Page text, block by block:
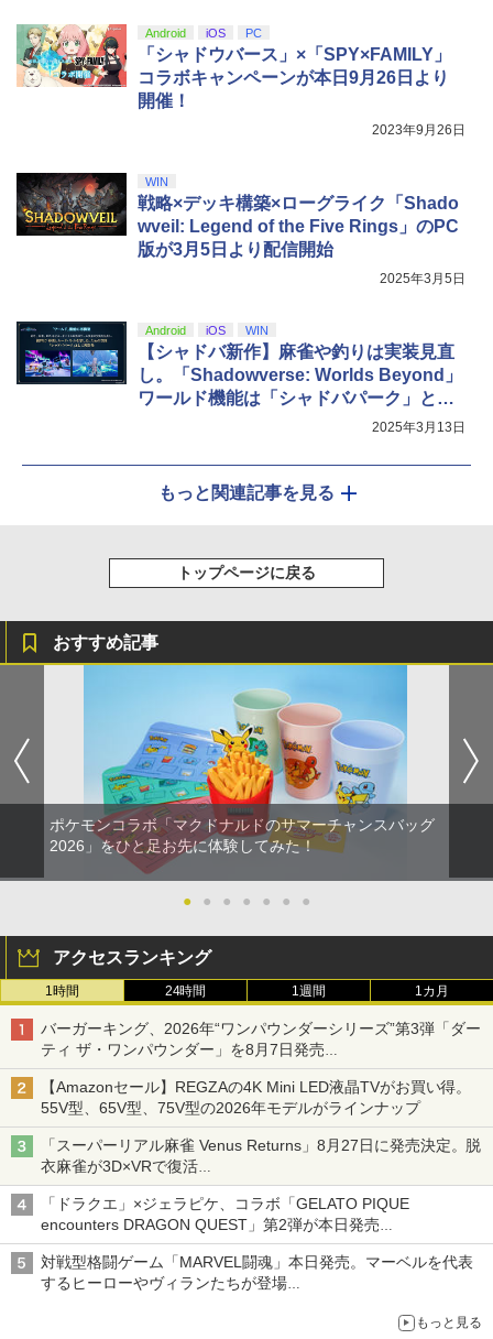
Android iOS PC
「シャドウバース」×「SPY×FAMILY」
コラボキャンペーンが本日9月26日より
開催！
2023年9月26日
WIN
戦略×デッキ構築×ローグライク「Shado
wveil: Legend of the Five Rings」のPC
版が3月5日より配信開始
2025年3月5日
Android iOS WIN
【シャドバ新作】麻雀や釣りは実装見直
し。「Shadowverse: Worlds Beyond」
ワールド機能は「シャドバパーク」とし
2025年3月13日
もっと関連記事を見る
トップページに戻る
おすすめ記事
ポケモンコラボ「マクドナルドのサマーチャンスバッグ
2026」をひと足お先に体験してみた！
● ● ● ● ● ● ●
アクセスランキング
1時間 24時間 1週間 1カ月
バーガーキング、2026年“ワンパウンダーシリーズ”第3弾「ダー
ティ ザ・ワンパウンダー」を8月7日発売
「特製ガーリックマヨソース」を使用した超大型チーズバーガー
【Amazonセール】REGZAの4K Mini LED液晶TVがお買い得。
55V型、65V型、75V型の2026年モデルがラインナップ
「スーパーリアル麻雀 Venus Returns」8月27日に発売決定。脱
衣麻雀が3D×VRで復活
発売から2週間は20%オフになるセールが実施
「ドラクエ」×ジェラピケ、コラボ「GELATO PIQUE
encounters DRAGON QUEST」第2弾が本日発売
アイスカップに入ったスライムやわたぼう、ベビーサタンなどが
オリジナルアートで登場
対戦型格闘ゲーム「MARVEL闘魂」本日発売。マーベルを代表
するヒーローやヴィランたちが登場
もっと見る